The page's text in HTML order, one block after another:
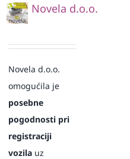
Novela d.o.o.
Novela d.o.o.
omogućila je
posebne
pogodnosti pri
registraciji
vozila uz